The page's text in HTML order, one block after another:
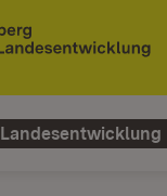
Landesentwicklung